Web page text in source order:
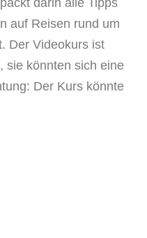
darin alle Tipps
auf Reisen rund um
Der Videokurs ist
sie könnten sich eine
Der Kurs könnte